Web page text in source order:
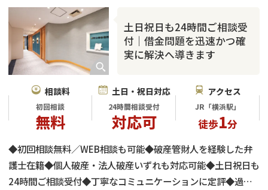
カードローン
土日祝日も24時間ご相談受
付｜借金問題を迅速かつ確
実に解決へ導きます
相談料
初回相談
無料
土日・祝日対応
24時間相談受付
対応可
アクセス
JR「横浜駅」
徒歩1分
◆初回相談無料／WEB相談も可能◆破産管財人を経験した弁
護士在籍◆個人破産・法人破産いずれも対応可能◆土日祝日も
24時間ご相談受付◆丁寧なコミュニケーションに定評◆過払